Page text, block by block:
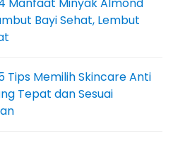
Bayi Sehat, Lembut
Tips Memilih Skincare Anti
Tepat dan Sesuai